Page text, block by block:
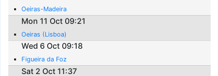
Oeiras-Madeira
Mon 11 Oct 09:21
Oeiras (Lisboa)
Wed 6 Oct 09:18
Figueira da Foz
Sat 2 Oct 11:37